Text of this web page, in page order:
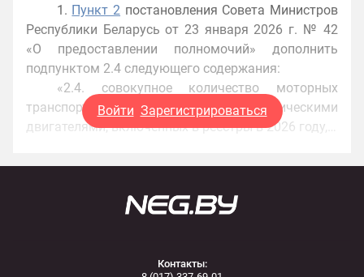
1. Пункт 2 постановления Совета Министров
Республики Беларусь от 23 января 2026 г. № 42
«О предоставлении полномочий» дополнить
подпунктом 2.4 следующего содержания:
«2.4. совокупное количество моторных
транспортных средств с электрическими
двигателями, включенных в реестры в 2026 году,…
Войти Зарегистрироваться
Контакты: